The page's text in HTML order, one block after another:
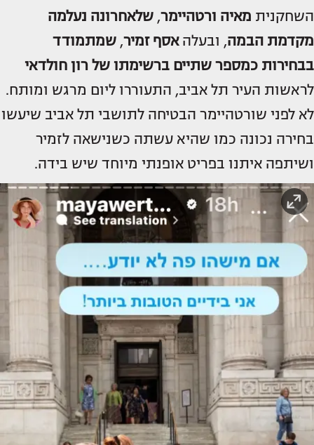
השחקנית מאיה ורטהיימר, שלאחרונה נעלמה
מקדמת הבמה, ובעלהאסף זמיר, שמתמודד
בבחירות כמספר שתיים ברשימתו של רון חולדאי
לראשות העיר תל אביב, התעוררו ליום מרגש ומותח.
לא לפני שורטהיימר הבטיחה לתושבי תל אביב שיעשו
בחירה נכונה כמו שהיא עשתה כשנישאה לזמיר
ושיתפה איתנו בפריט אופנתי מיוחד שיש בידה.